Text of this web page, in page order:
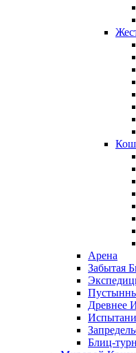
Арена
Забытая
Древнее
Блиц-